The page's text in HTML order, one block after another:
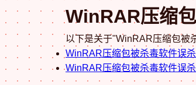
WinRAR压缩
以下是关于"WinRAR压缩包被
WinRAR压缩包被杀毒软件误
WinRAR压缩包被杀毒软件误